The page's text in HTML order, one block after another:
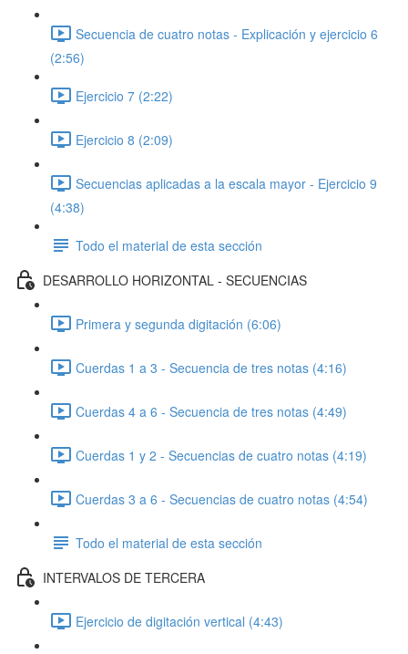
Secuencia de cuatro notas - Explicación y ejercicio 6
(2:56)
Ejercicio 7 (2:22)
Ejercicio 8 (2:09)
Secuencias aplicadas a la escala mayor - Ejercicio 9
(4:38)
Todo el material de esta sección
DESARROLLO HORIZONTAL - SECUENCIAS
Primera y segunda digitación (6:06)
Cuerdas 1 a 3 - Secuencia de tres notas (4:16)
Cuerdas 4 a 6 - Secuencia de tres notas (4:49)
Cuerdas 1 y 2 - Secuencias de cuatro notas (4:19)
Cuerdas 3 a 6 - Secuencias de cuatro notas (4:54)
Todo el material de esta sección
INTERVALOS DE TERCERA
Ejercicio de digitación vertical (4:43)